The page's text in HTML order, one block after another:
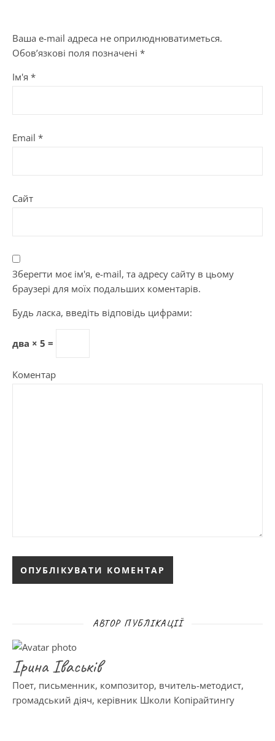
Ваша e-mail адреса не оприлюднюватиметься.
Обов’язкові поля позначені *
Ім'я *
Email *
Сайт
Зберегти моє ім'я, e-mail, та адресу сайту в цьому
браузері для моїх подальших коментарів.
Будь ласка, введіть відповідь цифрами:
два × 5 =
Коментар
АВТОР ПУБЛІКАЦІЇ
Ірина Іваськів
Поет, письменник, композитор, вчитель-методист,
громадський діяч, керівник Школи Копірайтингу